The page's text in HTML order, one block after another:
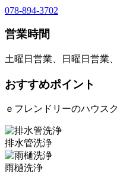
078-894-3702
営業時間
土曜日営業、日曜日営業
おすすめポイント
ｅフレンドリーのハウス
排水管洗浄
雨樋洗浄